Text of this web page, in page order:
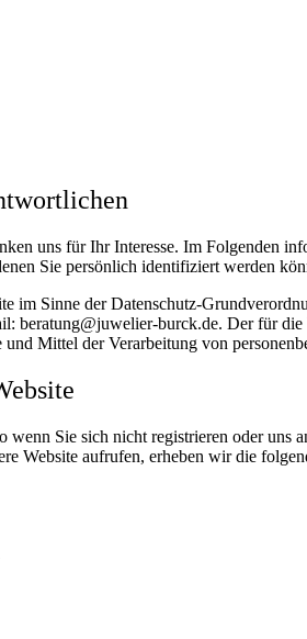
uns für Ihr Interesse. Im Folgenden
Sie persönlich identifiziert werden
im Sinne der Datenschutz-
beratung@juwelier-burck.de. Der für
Mittel der Verarbeitung von
Sie sich nicht registrieren oder
Website aufrufen, erheben wir die